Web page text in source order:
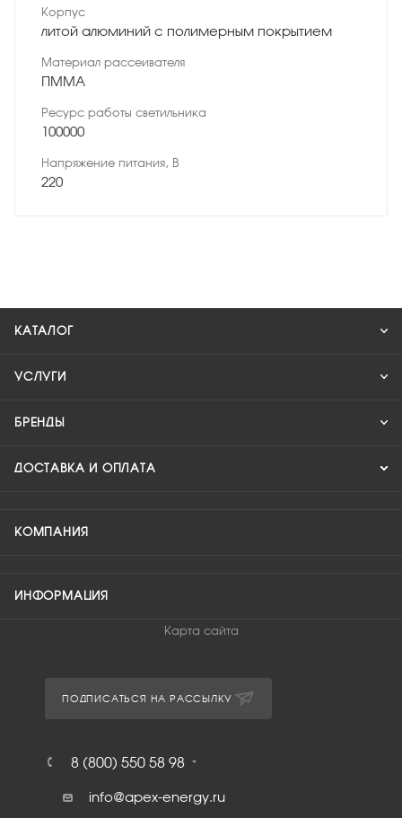
Корпус
литой алюминий с полимерным покрытием
Материал рассеивателя
ПММА
Ресурс работы светильника
100000
Напряжение питания, В
220
КАТАЛОГ
УСЛУГИ
БРЕНДЫ
ДОСТАВКА И ОПЛАТА
КОМПАНИЯ
ИНФОРМАЦИЯ
Карта сайта
ПОДПИСАТЬСЯ НА РАССЫЛКУ
8 (800) 550 58 98
info@apex-energy.ru